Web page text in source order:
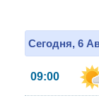
Сегодня, 6
09:00